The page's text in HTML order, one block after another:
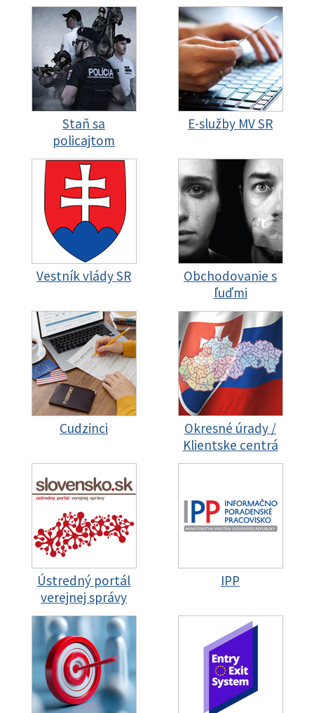
Staň sa
policajtom
E-služby MV SR
Vestník vlády SR
Obchodovanie s
ľuďmi
Cudzinci
Okresné úrady /
Klientske centrá
Ústredný portál
verejnej správy
IPP